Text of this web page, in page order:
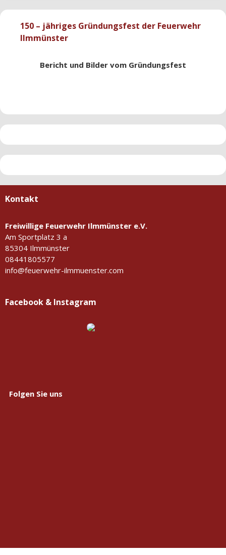
150 – jähriges Gründungsfest der Feuerwehr
Ilmmünster
Bericht und Bilder vom Gründungsfest
Kontakt
Freiwillige Feuerwehr Ilmmünster e.V.
Am Sportplatz 3 a
85304 Ilmmünster
08441805577
info@feuerwehr-ilmmuenster.com
Facebook & Instagram
Folgen Sie uns